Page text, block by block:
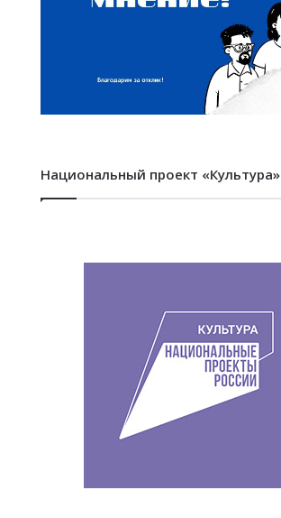
Национальный проект «Культура»